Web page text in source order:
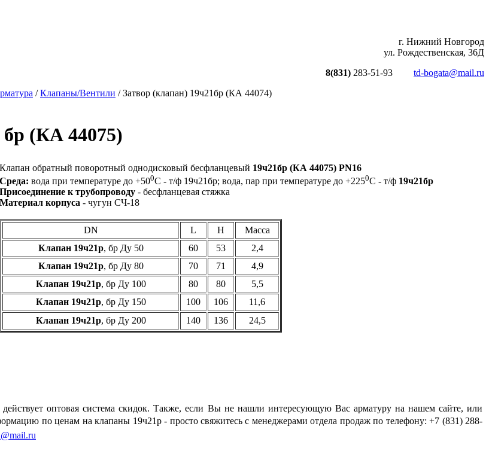
г. Нижний Новгород
ул. Рождественская, 36Д
8(831) 283-51-93 td-bogata@mail.ru
/Клапаны/Вентили / Затвор (клапан) 19ч21бр (КА 44074)
(КА 44075)
Клапан обратный поворотный однодисковый бесфланцевый 19ч21бр (КА 44075) PN16
Среда: вода при температуре до +500С - т/ф 19ч21бр; вода, пар при температуре до +2250С - т/ф 19ч21бр
Присоединение к трубопроводу - бесфланцевая стяжка
Материал корпуса - чугун СЧ-18
DN L H
Масса
Клапан 19ч21р, бр Ду 50 60 53
2,4
Клапан 19ч21р, бр Ду 80 70 71
4,9
Клапан 19ч21р, бр Ду 100 80 80
5,5
Клапан 19ч21р, бр Ду 150 100 106
11,6
Клапан 19ч21р, бр Ду 200 140 136 24,5
оптовая система скидок. Также, если Вы не нашли интересующую Вас арматуру на нашем сайте, или
по ценам на клапаны 19ч21р - просто свяжитесь с менеджерами отдела продаж по телефону:+7 (831) 288-
u